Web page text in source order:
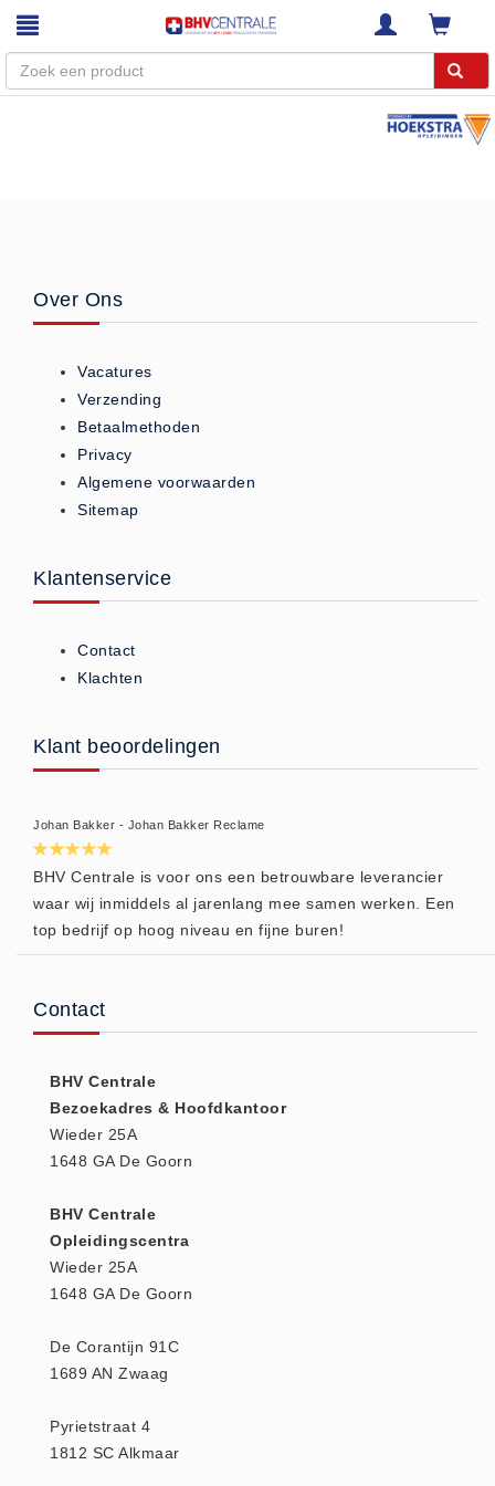
Diensten
RI&E
Bedrijfsnoodplannen
VCA Trajecten
ISO 9001 Begeleiding
Inspectiecentrale
Ons Team
Nieuws
Contact
Klachten
Privacy
Retourneren
Algemene Voorwaarden
Vacatures
Winkel
(20)
ACTIE
Actie (5)
AED
AED batterijen (12)
AED binnen - buiten kasten (11)
AED elektroden (18)
Beademings materialen (6)
AED trainers (14)
Over Ons
Vacatures
Verzending
Betaalmethoden
Privacy
Algemene voorwaarden
Sitemap
Klantenservice
Contact
Klachten
Klant beoordelingen
Johan Bakker - Johan Bakker Reclame
BHV Centrale is voor ons een betrouwbare leverancier
waar wij inmiddels al jarenlang mee samen werken. Een
top bedrijf op hoog niveau en fijne buren!
Contact
BHV Centrale
Bezoekadres & Hoofdkantoor
Wieder 25A
1648 GA De Goorn
BHV Centrale
Opleidingscentra
Wieder 25A
1648 GA De Goorn
De Corantijn 91C
1689 AN Zwaag
Pyrietstraat 4
1812 SC Alkmaar